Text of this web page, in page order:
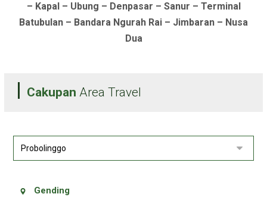
– Kapal – Ubung – Denpasar – Sanur – Terminal
Batubulan – Bandara Ngurah Rai – Jimbaran – Nusa
Dua
Cakupan Area Travel
Gending